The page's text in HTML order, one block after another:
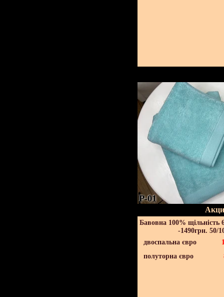
P-01
Бавовна 100% щільність
-1490грн. 50/
двоспальна євро
полуторна євро